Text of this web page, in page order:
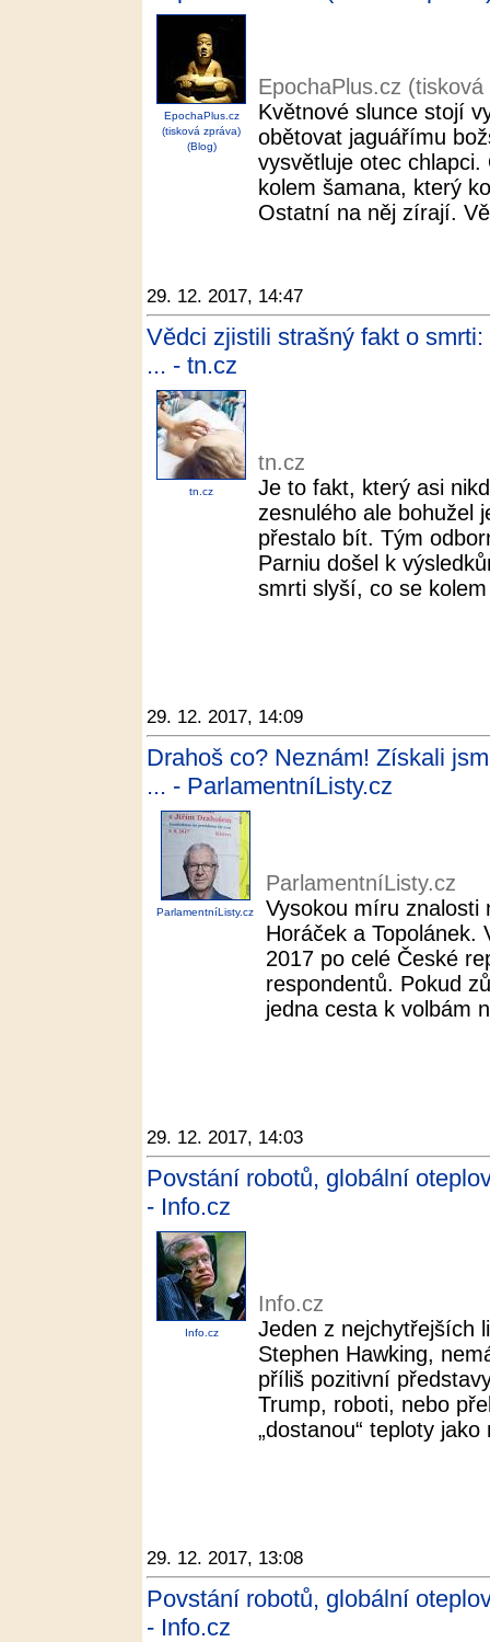
EpochaPlus.cz
(tisková zpráva)
(Blog)
EpochaPlus.cz
Květnové slunce stojí
obětovat jaguářímu
vysvětluje otec
kolem šamana, který
Ostatní na něj zírají.
29. 12. 2017, 14:47
Vědci zjistili strašný fakt o
... - tn.cz
tn.cz
tn.cz
Je to fakt, který asi
zesnulého ale bohužel
přestalo bít. Tým
Parniu došel k
smrti slyší, co se
29. 12. 2017, 14:09
Drahoš co? Neznám! Získali
... - ParlamentníListy.cz
ParlamentníListy.cz
ParlamentníListy.cz
Vysokou míru znalosti
Horáček a Topolánek.
2017 po celé České
respondentů. Pokud
jedna cesta k volbám
29. 12. 2017, 14:03
Povstání robotů, globální
- Info.cz
Info.cz
Info.cz
Jeden z nejchytřejších
Stephen Hawking,
příliš pozitivní
Trump, roboti, nebo
„dostanou“ teploty
29. 12. 2017, 13:08
Povstání robotů, globální
- Info.cz